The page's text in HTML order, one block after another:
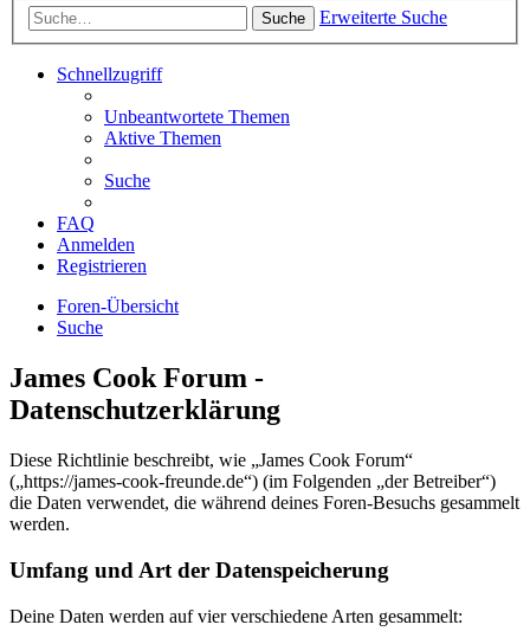
Suche Erweiterte Suche
Schnellzugriff
Unbeantwortete Themen
Aktive Themen
Suche
FAQ
Anmelden
Registrieren
Foren-Übersicht
Suche
James Cook Forum -
Datenschutzerklärung
Diese Richtlinie beschreibt, wie „James Cook Forum“
(„https://james-cook-freunde.de“) (im Folgenden „der Betreiber“)
die Daten verwendet, die während deines Foren-Besuchs gesammelt
werden.
Umfang und Art der Datenspeicherung
Deine Daten werden auf vier verschiedene Arten gesammelt: